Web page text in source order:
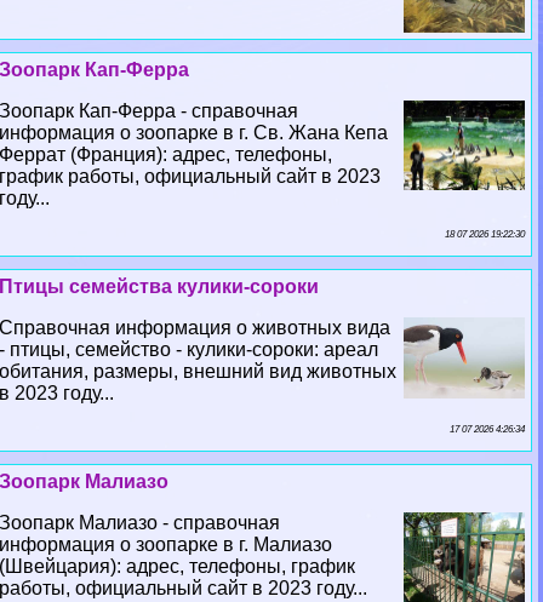
Зоопарк Кап-Ферра
Зоопарк Кап-Ферра - справочная
информация о зоопарке в г. Св. Жана Кепа
Феррат (Франция): адрес, телефоны,
график работы, официальный сайт в 2023
году...
18 07 2026 19:22:30
Птицы семейства кулики-сороки
Справочная информация о животных вида
- птицы, семейство - кулики-сороки: ареал
обитания, размеры, внешний вид животных
в 2023 году...
17 07 2026 4:26:34
Зоопарк Малиазо
Зоопарк Малиазо - справочная
информация о зоопарке в г. Малиазо
(Швейцария): адрес, телефоны, график
работы, официальный сайт в 2023 году...